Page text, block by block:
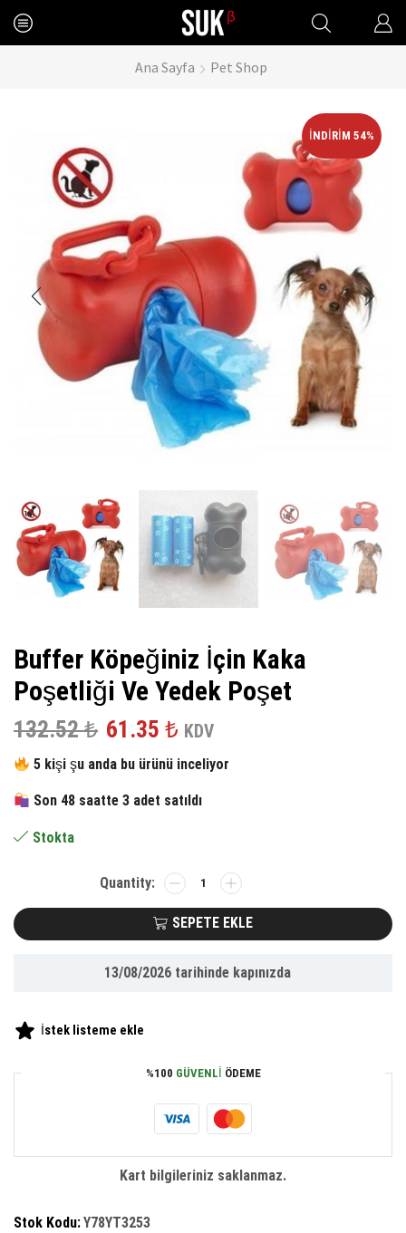
Ana Sayfa Pet Shop
İNDIRIM 54%
Buffer Köpeğiniz İçin Kaka
Poşetliği Ve Yedek Poşet
132.52₺ Orijinal
fiyat:
132.52 ₺.
61.35 ₺ Şu
andaki
fiyat:
KDV
5 kişi şu anda bu ürünü inceliyor
Son 48 saatte 3 adet satıldı
Stokta
Buffer
Köpeğiniz
İçin
Kaka
Ve
SEPETE EKLE
13/08/2026 tarihinde kapınızda
İstek listeme ekle
%100 GÜVENLI ÖDEME
Kart bilgileriniz saklanmaz.
Stok Kodu:Y78YT3253